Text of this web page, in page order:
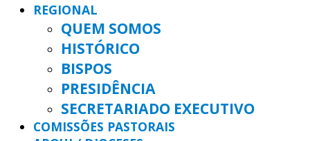
REGIONAL
QUEM SOMOS
HISTÓRICO
BISPOS
PRESIDÊNCIA
SECRETARIADO EXECUTIVO
COMISSÕES PASTORAIS